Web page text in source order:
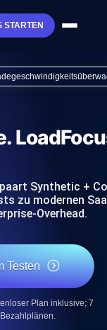
STARTEN
Synthetic +
zu modernen
Overhead.
Testen
Plan inklusive; 7